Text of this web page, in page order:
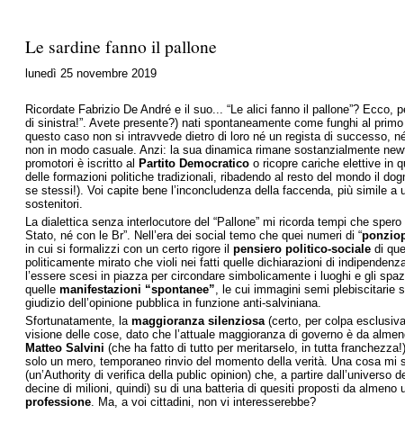
Le sardine fanno il pallone
lunedì 25 novembre 2019
Ricordate Fabrizio De André e il suo... “Le alici fanno il pallone”? Ecco,
di sinistra!”. Avete presente?) nati spontaneamente come funghi al
questo caso non si intravvede dietro di loro né un regista di successo,
non in modo casuale. Anzi: la sua dinamica rimane sostanzialmente
promotori è iscritto al Partito Democratico o ricopre cariche elettive in
delle formazioni politiche tradizionali, ribadendo al resto del mondo il
se stessi!). Voi capite bene l’inconcludenza della faccenda, più simile
sostenitori.
La dialettica senza interlocutore del “Pallone” mi ricorda tempi che
Stato, né con le Br”. Nell’era dei social temo che quei numeri di “
in cui si formalizzi con un certo rigore il pensiero politico-sociale di
politicamente mirato che violi nei fatti quelle dichiarazioni di
l’essere scesi in piazza per circondare simbolicamente i luoghi e gli
quelle manifestazioni “spontanee”, le cui immagini semi plebiscitarie
giudizio dell’opinione pubblica in funzione anti-salviniana.
Sfortunatamente, la maggioranza silenziosa(certo, per colpa
visione delle cose, dato che l’attuale maggioranza di governo è da
Matteo Salvini (che ha fatto di tutto per meritarselo, in tutta
solo un mero, temporaneo rinvio del momento della verità. Una cosa
(un’Authority di verifica della public opinion) che, a partire dall’universo
decine di milioni, quindi) su di una batteria di quesiti proposti da
professione. Ma, a voi cittadini, non vi interesserebbe?